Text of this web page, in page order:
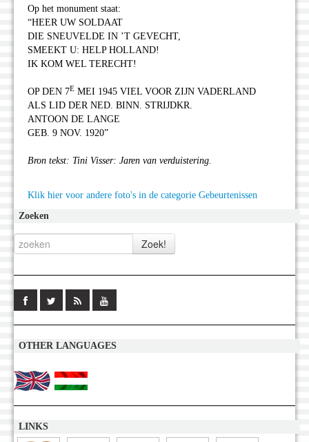
Op het monument staat:
“HEER UW SOLDAAT
DIE SNEUVELDE IN ’T GEVECHT,
SMEEKT U: HELP HOLLAND!
IK KOM WEL TERECHT!
OP DEN 7E MEI 1945 VIEL VOOR ZIJN VADERLAND
ALS LID DER NED. BINN. STRIJDKR.
ANTOON DE LANGE
GEB. 9 NOV. 1920”
Bron tekst: Tini Visser: Jaren van verduistering.
Klik hier voor andere foto's in de categorie Gebeurtenissen
Zoeken
OTHER LANGUAGES
LINKS